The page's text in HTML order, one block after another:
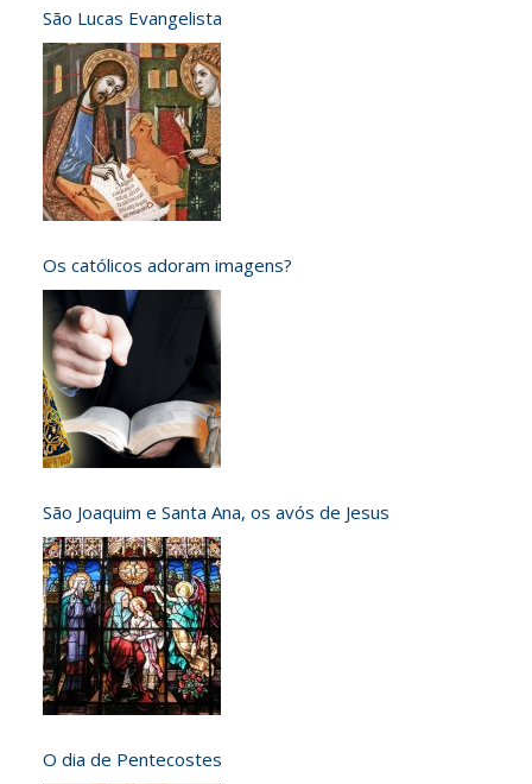
São Lucas Evangelista
Os católicos adoram imagens?
São Joaquim e Santa Ana, os avós de Jesus
O dia de Pentecostes